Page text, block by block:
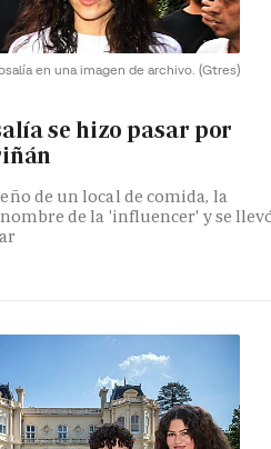
en una imagen de archivo. (Gtres)
se hizo pasar por
de un local de comida, la
de la 'influencer' y se